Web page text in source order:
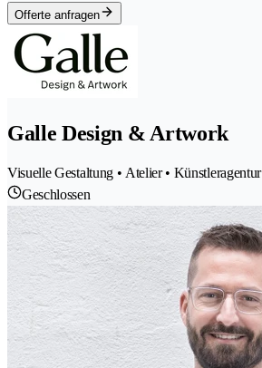
Offerte anfragen
Galle Design & Artwork
Visuelle Gestaltung • Atelier • Künstleragentur
Geschlossen